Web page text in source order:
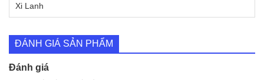
Xi Lanh
ĐÁNH GIÁ SẢN PHẨM
Đánh giá